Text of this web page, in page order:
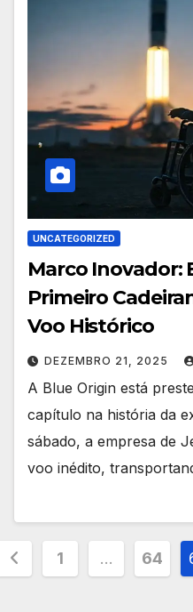
UNCATEGORIZED
Marco Inovador:
Primeiro
Voo Histórico
DEZEMBRO 21, 2025
A Blue Origin está
capítulo na história da
sábado, a empresa de
voo inédito,
1 … 64